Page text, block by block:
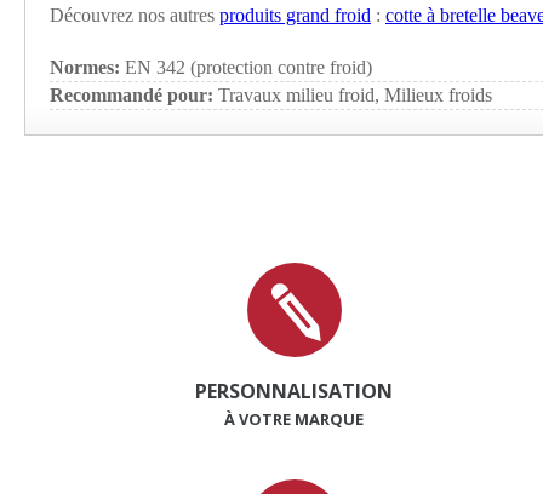
Découvrez nos autres produits grand froid : cotte à bretelle
Normes: EN 342 (protection contre froid)
Recommandé pour: Travaux milieu froid, Milieux froids
PERSONNALISATION
À VOTRE MARQUE